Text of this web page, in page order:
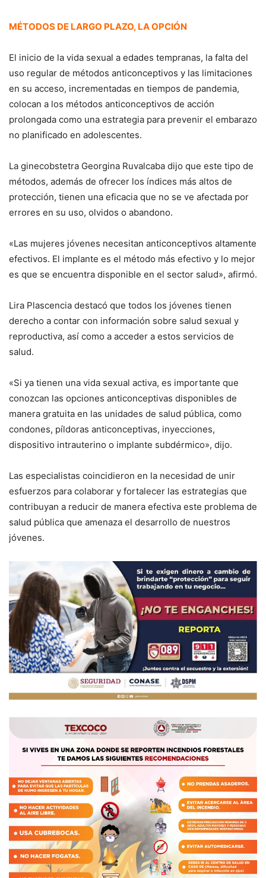
MÉTODOS DE LARGO PLAZO, LA OPCIÓN
El inicio de la vida sexual a edades tempranas, la falta del
uso regular de métodos anticonceptivos y las limitaciones
en su acceso, incrementadas en tiempos de pandemia,
colocan a los métodos anticonceptivos de acción
prolongada como una estrategia para prevenir el embarazo
no planificado en adolescentes.
La ginecobstetra Georgina Ruvalcaba dijo que este tipo de
métodos, además de ofrecer los índices más altos de
protección, tienen una eficacia que no se ve afectada por
errores en su uso, olvidos o abandono.
«Las mujeres jóvenes necesitan anticonceptivos altamente
efectivos. El implante es el método más efectivo y lo mejor
es que se encuentra disponible en el sector salud», afirmó.
Lira Plascencia destacó que todos los jóvenes tienen
derecho a contar con información sobre salud sexual y
reproductiva, así como a acceder a estos servicios de
salud.
«Si ya tienen una vida sexual activa, es importante que
conozcan las opciones anticonceptivas disponibles de
manera gratuita en las unidades de salud pública, como
condones, píldoras anticonceptivas, inyecciones,
dispositivo intrauterino o implante subdérmico», dijo.
Las especialistas coincidieron en la necesidad de unir
esfuerzos para colaborar y fortalecer las estrategias que
contribuyan a reducir de manera efectiva este problema de
salud pública que amenaza el desarrollo de nuestros
jóvenes.